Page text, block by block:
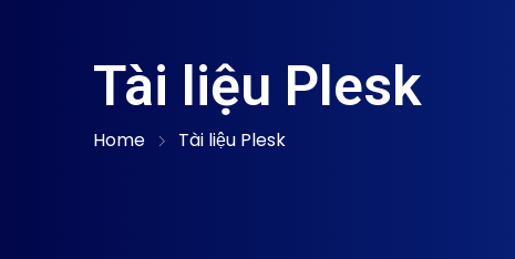
Tài liệu Plesk
Home Tài liệu Plesk